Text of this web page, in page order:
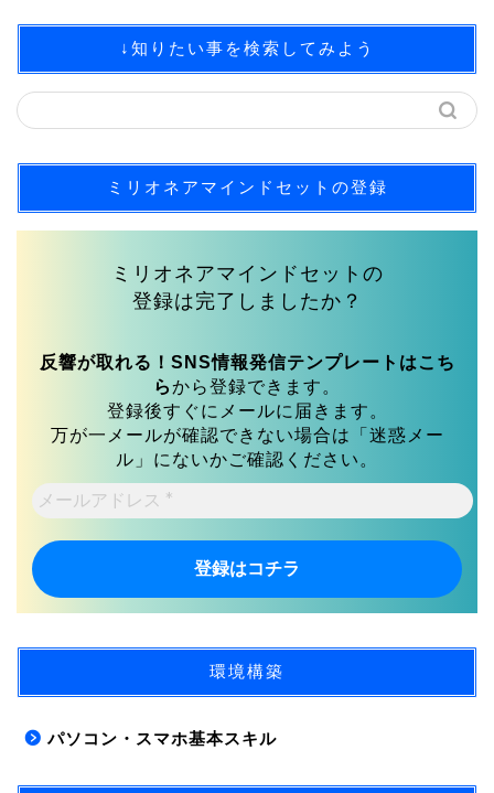
↓知りたい事を検索してみよう
ミリオネアマインドセットの登録
ミリオネアマインドセットの
登録は完了しましたか？
反響が取れる！SNS情報発信テンプレートはこち
らから登録できます。
登録後すぐにメールに届きます。
万が一メールが確認できない場合は「迷惑メー
ル」にないかご確認ください。
メ
ー
ル
ア
ド
レ
環境構築
パソコン・スマホ基本スキル